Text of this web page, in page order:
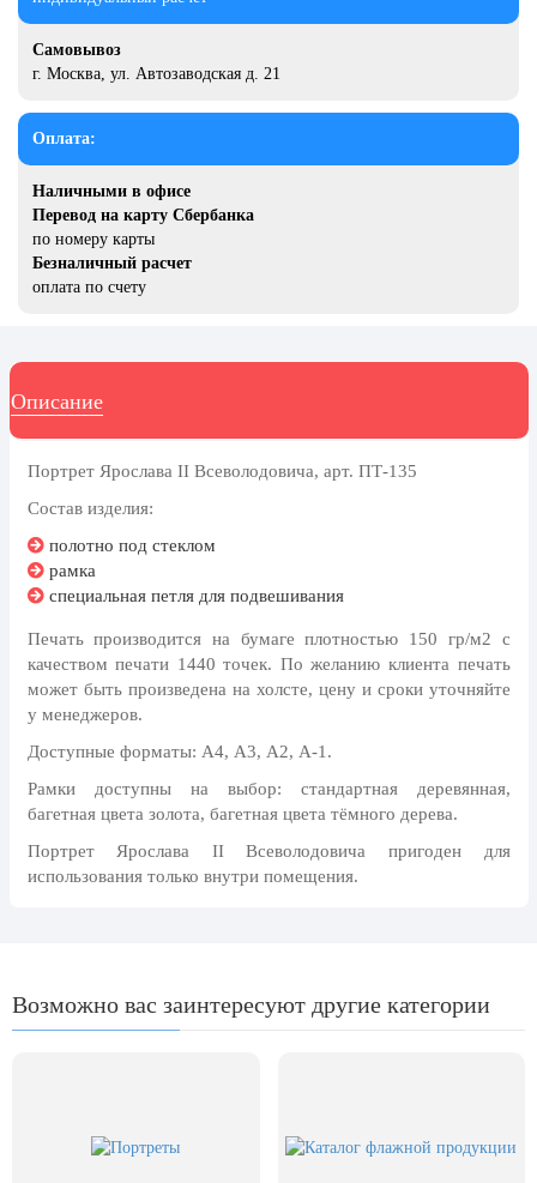
24 мая, День славянской
письменности и культуры
28 мая, День пограничника
8 июня, День социального работника
12 июня, День России
День медицинского работника
(третье воскресенье июня)
подпольщиков
Верности
День рыбака (второе воскресенье
июля)
День ВМФ (последнее воскресенье
июля)
28 июля, День Крещения Руси
2 августа, День ВДВ
Самовывоз
г. Москва, ул. Автозаводская д. 21
Оплата:
Наличными в офисе
Перевод на карту Сбербанка
по номеру карты
Безналичный расчет
оплата по счету
Описание
Портрет Ярослава II Всеволодовича, арт. ПТ-135
Состав изделия:
полотно под стеклом
рамка
специальная петля для подвешивания
Печать производится на бумаге плотностью 150 гр/м2 с
качеством печати 1440 точек. По желанию клиента печать
может быть произведена на холсте, цену и сроки уточняйте
у менеджеров.
Доступные форматы: А4, А3, А2, А-1.
Рамки доступны на выбор: стандартная деревянная,
багетная цвета золота, багетная цвета тёмного дерева.
Портрет Ярослава II Всеволодовича пригоден для
использования только внутри помещения.
Возможно вас заинтересуют другие категории